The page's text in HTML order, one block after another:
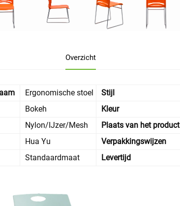
Overzicht
Ergonomische stoel Stijl
Bokeh Kleur
Nylon/IJzer/Mesh Plaats van het product
Hua Yu Verpakkingswijzen
Standaardmaat Levertijd